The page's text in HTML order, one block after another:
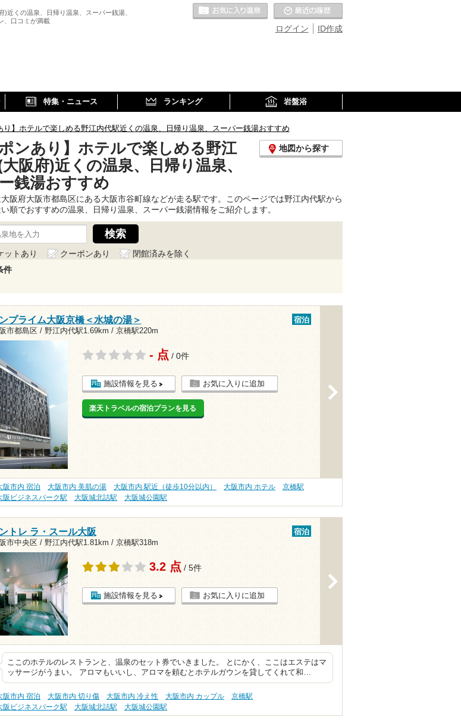
近くの温泉、日帰り温泉、スーパー銭湯、
、口コミが満載
ID作成
ログイン
お気に入りの温泉
特集・ニュース ランキング 岩盤浴
り】ホテルで楽しめる野江内代駅近くの温泉、日帰り温泉、スーパー銭湯おすすめ
ポンあり】ホテルで楽しめる野江
阪府)近くの温泉、日帰り温泉、
銭湯おすすめ
地図から探す
阪府大阪市都島区にある大阪市谷町線などが走る駅です。このページでは野江内代駅から
順でおすすめの温泉、日帰り温泉、スーパー銭湯情報をご紹介します。
ットあり クーポンあり
閉館済みを除く
件
プライム大阪京橋＜水城の湯＞
市都島区 / 野江内代駅1.69km / 京橋駅220m
宿泊
- 点 / 0件
施設情報を見る お気に入りに追加
楽天トラベルの宿泊プランを見る
阪市内 宿泊 大阪市内 美肌の湯 大阪市内 駅近（徒歩10分以内） 大阪市内 ホテル
京橋駅
阪ビジネスパーク駅
大阪城北詰駅 大阪城公園駅
トレ ラ・スール大阪
市中央区 / 野江内代駅1.81km / 京橋駅318m
宿泊
3.2 点 / 5件
施設情報を見る お気に入りに追加
ここのホテルのレストランと、温泉のセット券でいきました。 とにかく、ここはエステはマ
ッサージがうまい。 アロマもいいし、アロマを頼むとホテルガウンを貸してくれて和…
阪市内 宿泊 大阪市内 切り傷 大阪市内 冷え性 大阪市内 カップル
京橋駅
阪ビジネスパーク駅
大阪城北詰駅 大阪城公園駅